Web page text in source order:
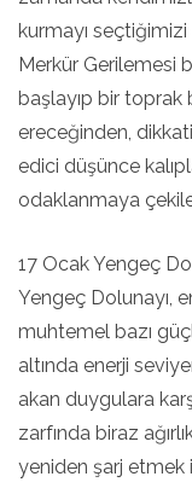
kurmayı
Merkür Gerilemesi
başlayıp bir
ereceğinden,
edici düşünce
odaklanmaya
17 Ocak Yengeç
Yengeç Dolunayı,
muhtemel bazı
altında enerji
akan duygulara
zarfında biraz
yeniden şarj etmek